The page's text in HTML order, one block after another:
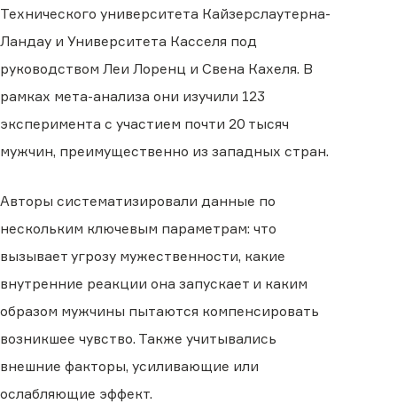
Технического университета Кайзерслаутерна-
Ландау и Университета Касселя под
руководством Леи Лоренц и Свена Кахеля. В
рамках мета-анализа они изучили 123
эксперимента с участием почти 20 тысяч
мужчин, преимущественно из западных стран.
Авторы систематизировали данные по
нескольким ключевым параметрам: что
вызывает угрозу мужественности, какие
внутренние реакции она запускает и каким
образом мужчины пытаются компенсировать
возникшее чувство. Также учитывались
внешние факторы, усиливающие или
ослабляющие эффект.